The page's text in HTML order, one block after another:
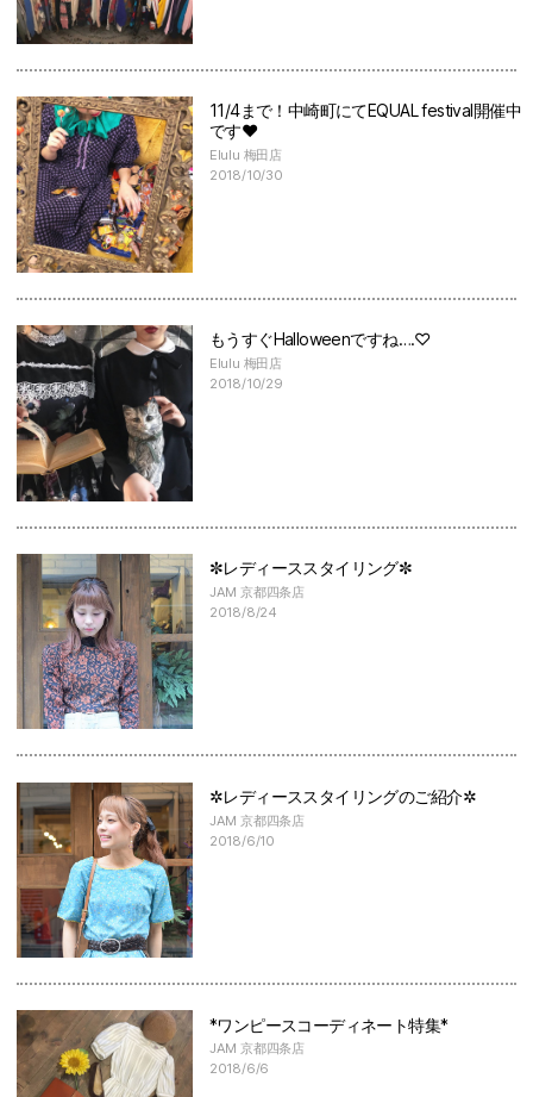
11/4まで！中崎町にてEQUAL festival開催中
です♥
Elulu 梅田店
2018/10/30
もうすぐHalloweenですね….♡
Elulu 梅田店
2018/10/29
✼レディーススタイリング✼
JAM 京都四条店
2018/8/24
✲レディーススタイリングのご紹介✲
JAM 京都四条店
2018/6/10
*ワンピースコーディネート特集*
JAM 京都四条店
2018/6/6